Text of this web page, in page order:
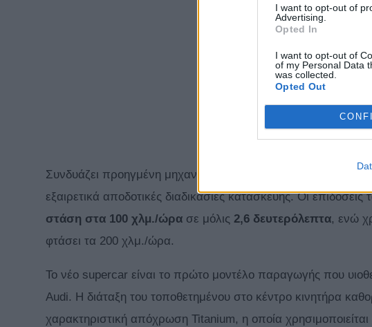
I want to opt-out of
Advertising.
Opted In
I want to opt-out of
of my Personal Data
was collected.
Opted Out
Συνδυάζει προηγμένη μηχανολογία, καινοτόμες τεχνολογίες,
εξαιρετικά αποδοτικές διαδικασίες κατασκευής. Οι
στάση στα 100 χλμ./ώρα σε μόλις 2,6 δευτερόλεπτα, ενώ
φτάσει τα 200 χλμ./ώρα.
Το νέο supercar είναι το πρώτο μοντέλο παραγωγής που
Audi. Η διάταξη του τοποθετημένου στο κέντρο κινητήρα
χαρακτηριστική απόχρωση Titanium, η οποία